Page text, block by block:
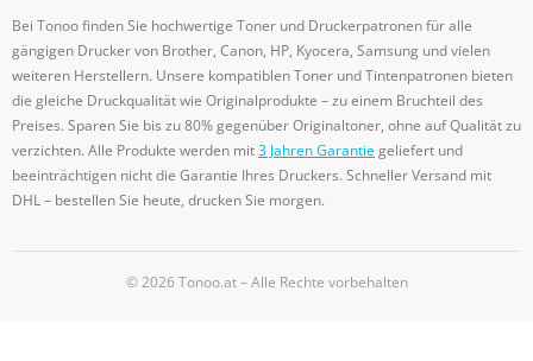
Bei Tonoo finden Sie hochwertige Toner und Druckerpatronen für alle
gängigen Drucker von Brother, Canon, HP, Kyocera, Samsung und vielen
weiteren Herstellern. Unsere kompatiblen Toner und Tintenpatronen bieten
die gleiche Druckqualität wie Originalprodukte – zu einem Bruchteil des
Preises. Sparen Sie bis zu 80% gegenüber Originaltoner, ohne auf Qualität zu
verzichten. Alle Produkte werden mit3 Jahren Garantiegeliefert und
beeinträchtigen nicht die Garantie Ihres Druckers. Schneller Versand mit
DHL – bestellen Sie heute, drucken Sie morgen.
© 2026 Tonoo.at – Alle Rechte vorbehalten